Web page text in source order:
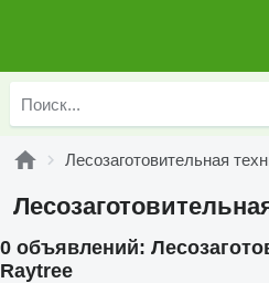
Лесозаготовительная
0 объявлений:
Raytree